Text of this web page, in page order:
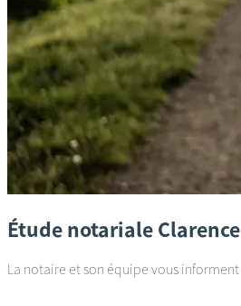
Étude notariale
La notaire et son équipe vous